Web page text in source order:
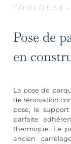
TOULOUSE-
Pose de
en
La pose de
de rénovation
pose, le
parfaite
thermique. Le
ancien